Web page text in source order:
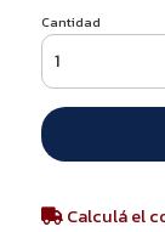
Cantidad
Calculá el